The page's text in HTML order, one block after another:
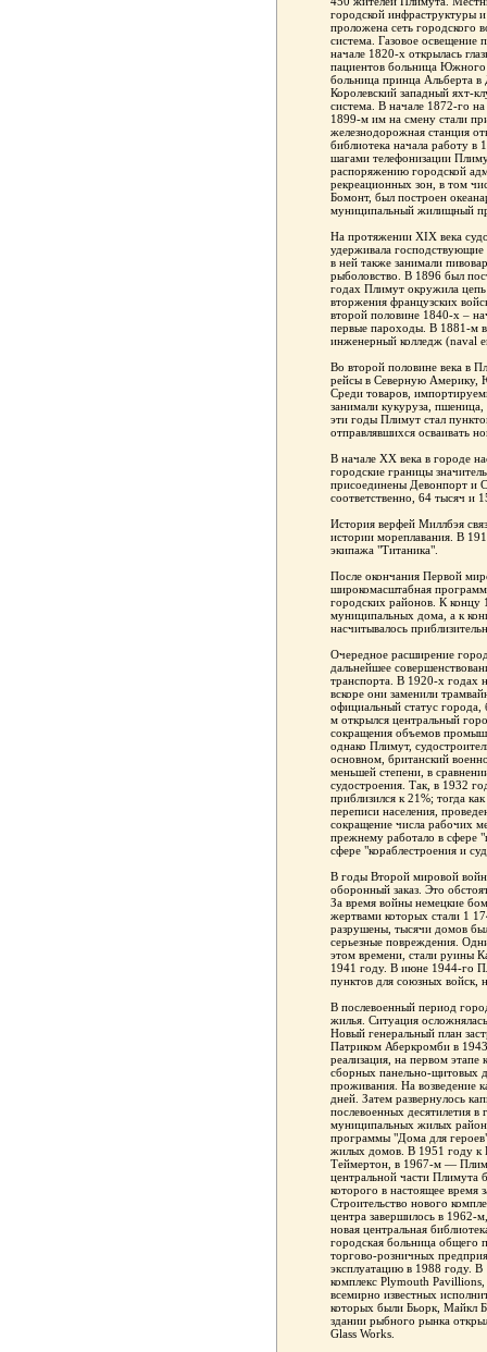
городской инфраструктуры
проложена сеть городского
система. Газовое освещение
начале 1820-х открылась
пациентов больница Южного
больница принца Альберта
Королевский западный яхт-
система. В начале 1872-го
1899-м им на смену стали
железнодорожная станция
библиотека начала работу
шагами телефонизации
распоряжению городской
рекреационных зон, в том
Бомонт, был построен
муниципальный жилищный
На протяжении XIX века
удерживала господствующие
в ней также занимали
рыболовство. В 1896 был
годах Плимут окружила
вторжения французских
второй половине 1840-х –
первые пароходы. В 1881-м
инженерный колледж (naval
Во второй половине века в
рейсы в Северную
Среди товаров,
занимали кукуруза,
эти годы Плимут стал
отправлявшихся осваивать
В начале ХХ века в городе
городские границы
присоединены Девонпорт и
соответственно, 64 тысяч и
История верфей Миллбэя
истории мореплавания. В
экипажа "Титаника".
После окончания Первой
широкомасштабная
городских районов. К
муниципальных дома, а к
насчитывалось
Очередное расширение
дальнейшее
транспорта. В 1920-х годах
вскоре они заменили
официальный статус
м открылся центральный
сокращения объемов
однако Плимут,
основном, британский
меньшей степени, в
судостроения. Так, в 1932
приблизился к 21%; тогда
переписи населения,
сокращение числа рабочих
прежнему работало в сфере
сфере "кораблестроения и
В годы Второй мировой
оборонный заказ. Это
За время войны немецкие
жертвами которых стали 1
разрушены, тысячи домов
серьезные повреждения.
этом времени, стали руины
1941 году. В июне 1944-го
пунктов для союзных
В послевоенный период
жилья. Ситуация
Новый генеральный план
Патриком Аберкромби в
реализация, на первом
сборных панельно-щитовых
проживания. На возведение
дней. Затем развернулось
послевоенных десятилетия в
муниципальных жилых
программы "Дома для
жилых домов. В 1951 году к
Теймертон, в 1967-м —
центральной части Плимута
которого в настоящее время
Строительство нового
центра завершилось в 1962-
новая центральная
городская больница общего
торгово-розничных
эксплуатацию в 1988 году. В
комплекс Plymouth
всемирно известных
которых были Бьорк, Майкл
здании рыбного рынка
Glass Works.